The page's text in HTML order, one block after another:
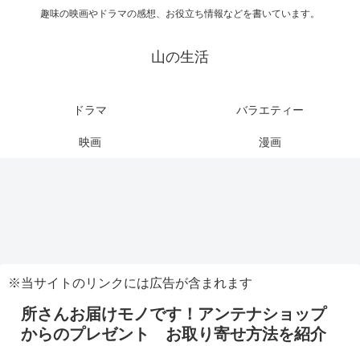
趣味の映画やドラマの感想、お役立ち情報などを書いています。
山の生活
ドラマ バラエティー
映画 漫画
※当サイトのリンクには広告が含まれます
所さんお届けモノです！アンテナショップ
からのプレゼント お取り寄せ方法を紹介